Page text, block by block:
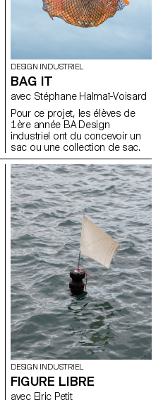
DESIGN INDUSTRIEL
BAG IT
avec Stéphane Halmaï-Voisard
Pour ce projet, les élèves de
1ère année BA Design
industriel ont du concevoir un
sac ou une collection de sac.
DESIGN INDUSTRIEL
FIGURE LIBRE
avec Elric Petit